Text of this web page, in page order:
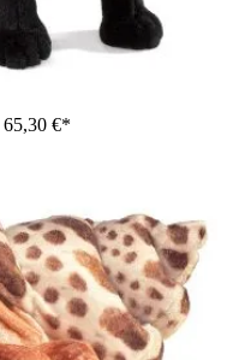
65,30 €*